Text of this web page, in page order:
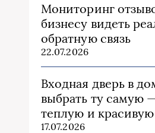
Мониторинг
бизнесу видеть
обратную связь
22.07.2026
Входная дверь в
выбрать ту самую
теплую и красивую
17.07.2026